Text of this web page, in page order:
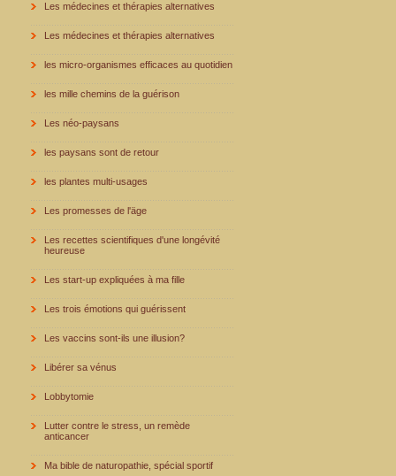
Les médecines et thérapies alternatives
Les médecines et thérapies alternatives
les micro-organismes efficaces au quotidien
les mille chemins de la guérison
Les néo-paysans
les paysans sont de retour
les plantes multi-usages
Les promesses de l'äge
Les recettes scientifiques d'une longévité
heureuse
Les start-up expliquées à ma fille
Les trois émotions qui guérissent
Les vaccins sont-ils une illusion?
Libérer sa vénus
Lobbytomie
Lutter contre le stress, un remède
anticancer
Ma bible de naturopathie, spécial sportif